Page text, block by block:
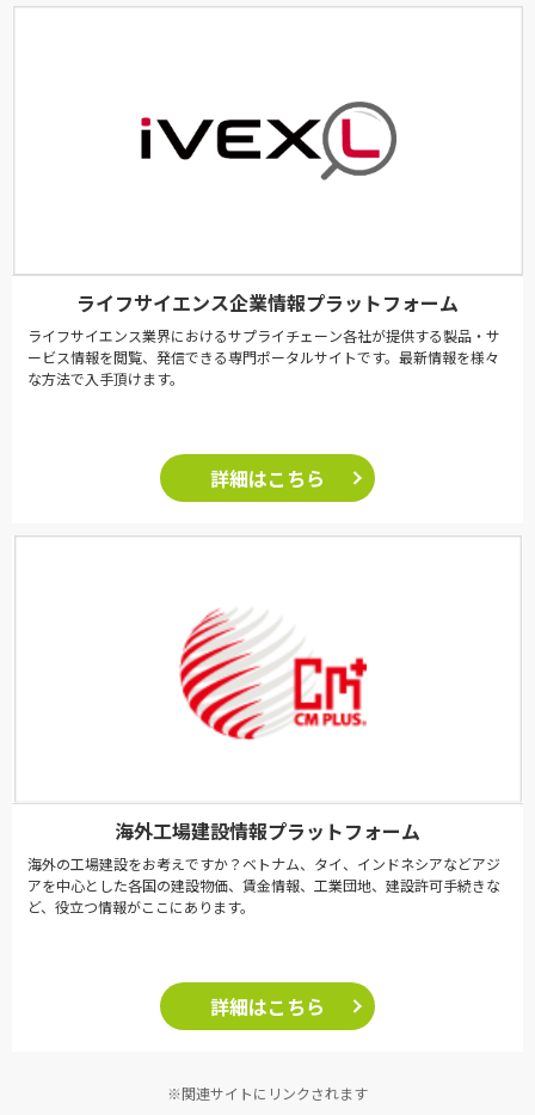
ライフサイエンス企業情報プラットフォーム
ライフサイエンス業界におけるサプライチェーン各社が提供する製品・サ
ービス情報を閲覧、発信できる専門ポータルサイトです。最新情報を様々
な方法で入手頂けます。
詳細はこちら
海外工場建設情報プラットフォーム
海外の工場建設をお考えですか？ベトナム、タイ、インドネシアなどアジ
アを中心とした各国の建設物価、賃金情報、工業団地、建設許可手続きな
ど、役立つ情報がここにあります。
詳細はこちら
※関連サイトにリンクされます